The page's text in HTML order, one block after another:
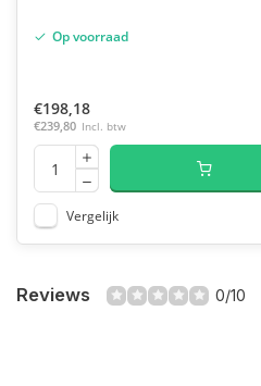
Op voorraad
€198,18
€239,80 Incl. btw
Vergelijk
Reviews 0/10